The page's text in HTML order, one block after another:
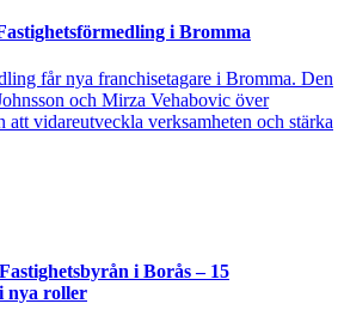
i Bromma
får nya franchisetagare i Bromma. Den
och Mirza Vehabovic över
att vidareutveckla verksamheten och stärka
i Borås – 15
nya roller